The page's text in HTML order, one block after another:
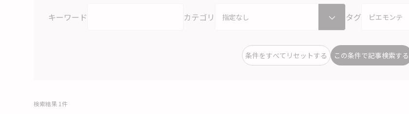
キーワード カテゴリ タグ
条件をすべてリセットする この条件で記事検索する
検索結果 1件